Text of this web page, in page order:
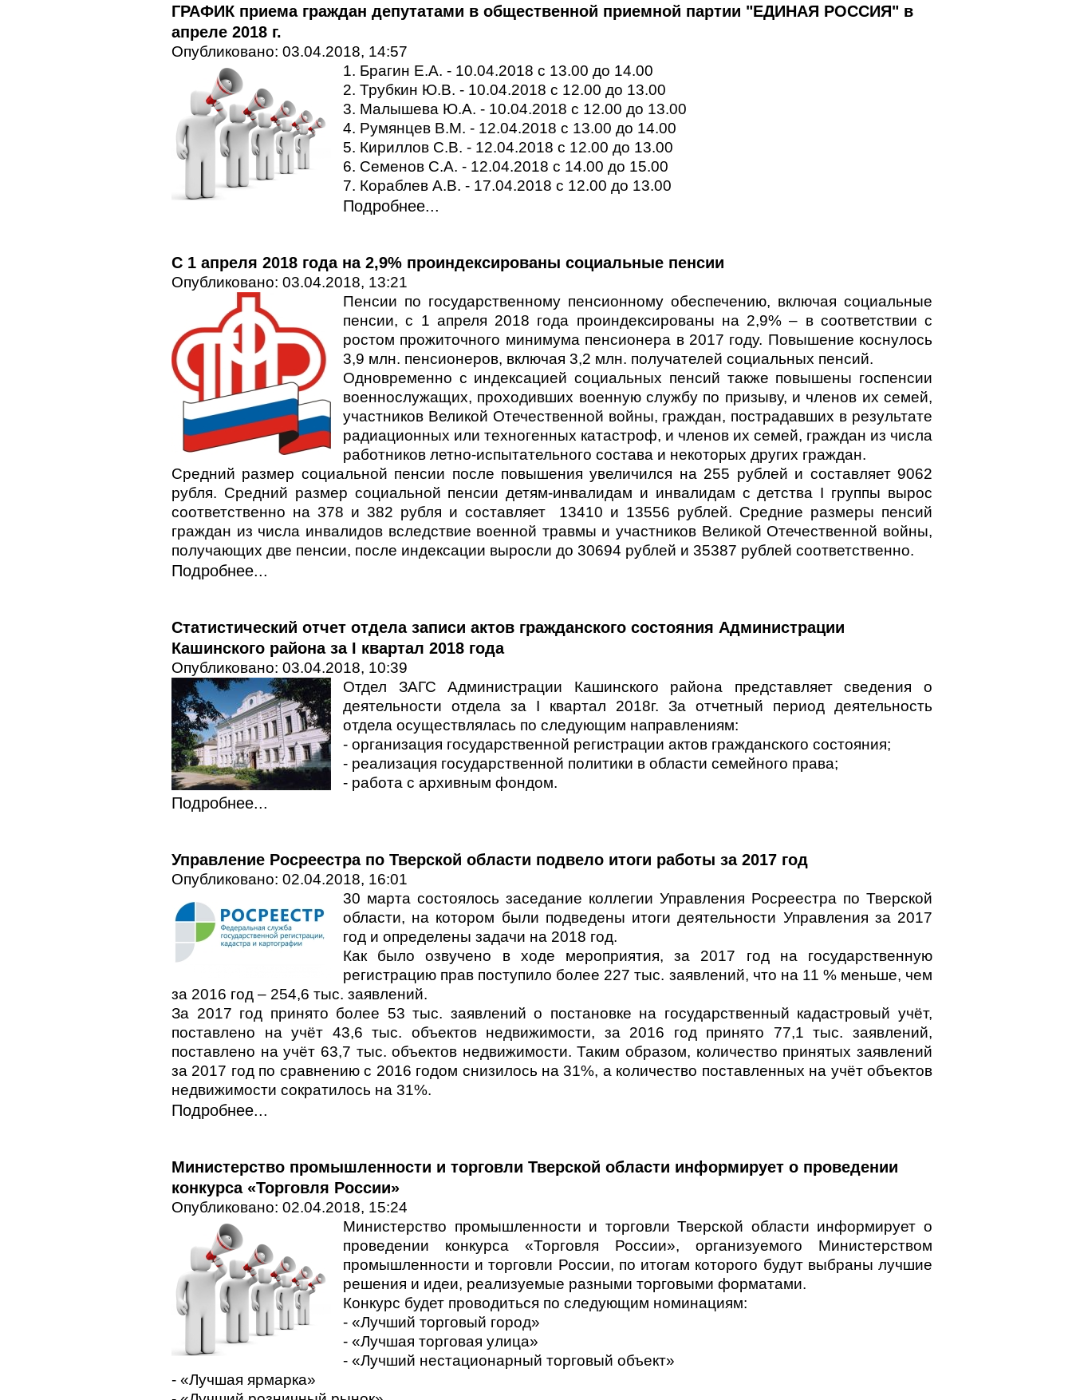
ГРАФИК приема граждан депутатами в общественной приемной партии "ЕДИНАЯ РОССИЯ" в
апреле 2018 г.
Опубликовано: 03.04.2018, 14:57
1. Брагин Е.А. - 10.04.2018 с 13.00 до 14.00
2. Трубкин Ю.В. - 10.04.2018 с 12.00 до 13.00
3. Малышева Ю.А. - 10.04.2018 с 12.00 до 13.00
4. Румянцев В.М. - 12.04.2018 с 13.00 до 14.00
5. Кириллов С.В. - 12.04.2018 с 12.00 до 13.00
6. Семенов С.А. - 12.04.2018 с 14.00 до 15.00
7. Кораблев А.В. - 17.04.2018 с 12.00 до 13.00
Подробнее...
С 1 апреля 2018 года на 2,9% проиндексированы социальные пенсии
Опубликовано: 03.04.2018, 13:21
Пенсии по государственному пенсионному обеспечению, включая социальные
пенсии, с 1 апреля 2018 года проиндексированы на 2,9% – в соответствии с
ростом прожиточного минимума пенсионера в 2017 году. Повышение коснулось
3,9 млн. пенсионеров, включая 3,2 млн. получателей социальных пенсий.
Одновременно с индексацией социальных пенсий также повышены госпенсии
военнослужащих, проходивших военную службу по призыву, и членов их семей,
участников Великой Отечественной войны, граждан, пострадавших в результате
радиационных или техногенных катастроф, и членов их семей, граждан из числа
работников летно-испытательного состава и некоторых других граждан.
Средний размер социальной пенсии после повышения увеличился на 255 рублей и составляет 9062
рубля. Средний размер социальной пенсии детям-инвалидам и инвалидам с детства I группы вырос
соответственно на 378 и 382 рубля и составляет 13410 и 13556 рублей. Средние размеры пенсий
граждан из числа инвалидов вследствие военной травмы и участников Великой Отечественной войны,
получающих две пенсии, после индексации выросли до 30694 рублей и 35387 рублей соответственно.
Подробнее...
Статистический отчет отдела записи актов гражданского состояния Администрации
Кашинского района за I квартал 2018 года
Опубликовано: 03.04.2018, 10:39
Отдел ЗАГС Администрации Кашинского района представляет сведения о
деятельности отдела за I квартал 2018г. За отчетный период деятельность
отдела осуществлялась по следующим направлениям:
- организация государственной регистрации актов гражданского состояния;
- реализация государственной политики в области семейного права;
- работа с архивным фондом.
Подробнее...
Управление Росреестра по Тверской области подвело итоги работы за 2017 год
Опубликовано: 02.04.2018, 16:01
30 марта состоялось заседание коллегии Управления Росреестра по Тверской
области, на котором были подведены итоги деятельности Управления за 2017
год и определены задачи на 2018 год.
Как было озвучено в ходе мероприятия, за 2017 год на государственную
регистрацию прав поступило более 227 тыс. заявлений, что на 11 % меньше, чем
за 2016 год – 254,6 тыс. заявлений.
За 2017 год принято более 53 тыс. заявлений о постановке на государственный кадастровый учёт,
поставлено на учёт 43,6 тыс. объектов недвижимости, за 2016 год принято 77,1 тыс. заявлений,
поставлено на учёт 63,7 тыс. объектов недвижимости. Таким образом, количество принятых заявлений
за 2017 год по сравнению с 2016 годом снизилось на 31%, а количество поставленных на учёт объектов
недвижимости сократилось на 31%.
Подробнее...
Министерство промышленности и торговли Тверской области информирует о проведении
конкурса «Торговля России»
Опубликовано: 02.04.2018, 15:24
Министерство промышленности и торговли Тверской области информирует о
проведении конкурса «Торговля России», организуемого Министерством
промышленности и торговли России, по итогам которого будут выбраны лучшие
решения и идеи, реализуемые разными торговыми форматами.
Конкурс будет проводиться по следующим номинациям:
- «Лучший торговый город»
- «Лучшая торговая улица»
- «Лучший нестационарный торговый объект»
- «Лучшая ярмарка»